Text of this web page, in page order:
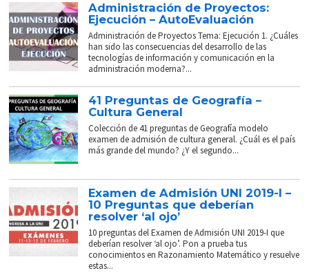
Administración de Proyectos:
Ejecución – AutoEvaluación
Administración de Proyectos Tema: Ejecución 1. ¿Cuáles
han sido las consecuencias del desarrollo de las
tecnologías de información y comunicación en la
administración moderna?...
41 Preguntas de Geografía –
Cultura General
Colección de 41 preguntas de Geografía modelo
examen de admisión de cultura general. ¿Cuál es el país
más grande del mundo? ¿Y el segundo...
Examen de Admisión UNI 2019-I –
10 Preguntas que deberían
resolver ‘al ojo’
10 preguntas del Examen de Admisión UNI 2019-I que
deberían resolver ‘al ojo’. Pon a prueba tus
conocimientos en Razonamiento Matemático y resuelve
estas...